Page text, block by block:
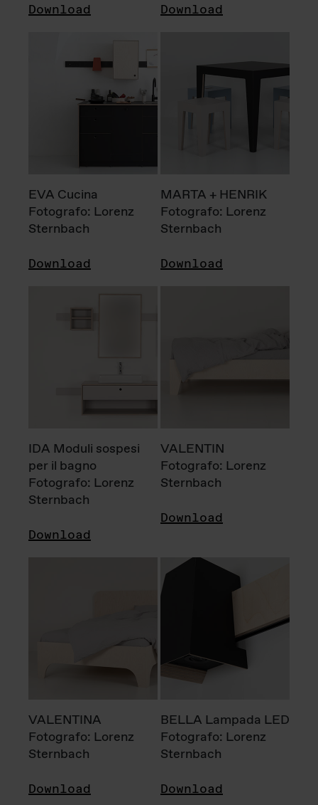
Download Download
EVA Cucina
Fotografo: Lorenz
Sternbach
Download
MARTA + HENRIK
Fotografo: Lorenz
Sternbach
Download
IDA Moduli sospesi
per il bagno
Fotografo: Lorenz
Sternbach
Download
VALENTIN
Fotografo: Lorenz
Sternbach
Download
VALENTINA
Fotografo: Lorenz
Sternbach
Download
BELLA Lampada LED
Fotografo: Lorenz
Sternbach
Download